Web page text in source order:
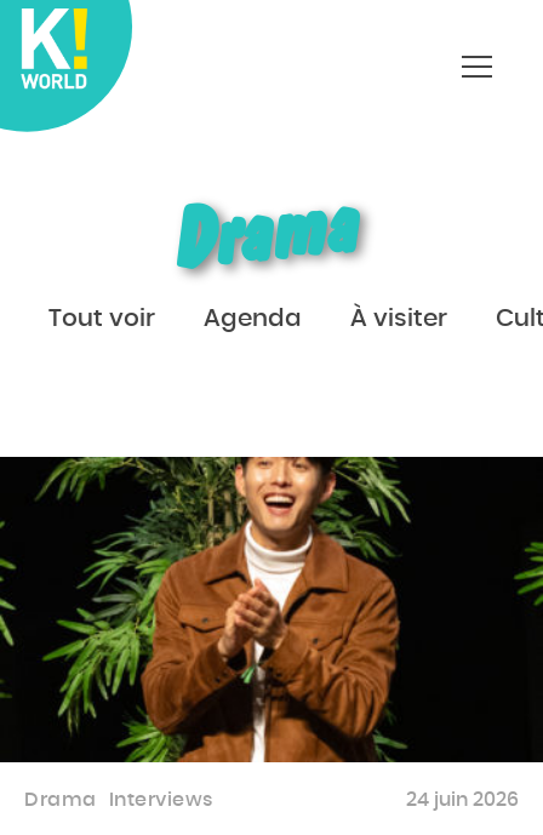
Drama
Tout voir Agenda À visiter
Drama Interviews 24 juin 2026